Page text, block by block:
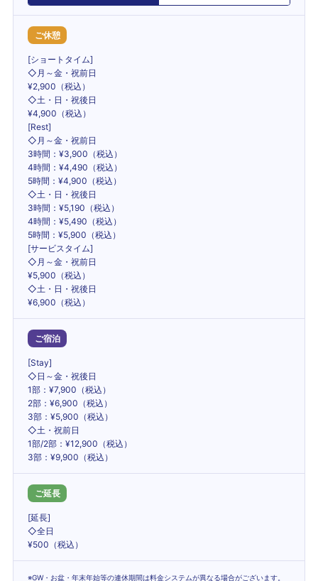
ご休憩
[ショートタイム]
◇月～金・祝前日
¥2,900（税込）
◇土・日・祝後日
¥4,900（税込）
[Rest]
◇月～金・祝前日
3時間：¥3,900（税込）
4時間：¥4,490（税込）
5時間：¥4,900（税込）
◇土・日・祝後日
3時間：¥5,190（税込）
4時間：¥5,490（税込）
5時間：¥5,900（税込）
[サービスタイム]
◇月～金・祝前日
¥5,900（税込）
◇土・日・祝後日
¥6,900（税込）
ご宿泊
[Stay]
◇日～金・祝後日
1部：¥7,900（税込）
2部：¥6,900（税込）
3部：¥5,900（税込）
◇土・祝前日
1部/2部：¥12,900（税込）
3部：¥9,900（税込）
ご延長
[延長]
◇全日
¥500（税込）
※GW・お盆・年末年始等の連休期間は料金システムが異なる場合がございます。